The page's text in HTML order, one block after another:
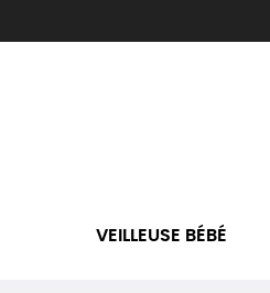
VEILLEUSE BÉBÉ